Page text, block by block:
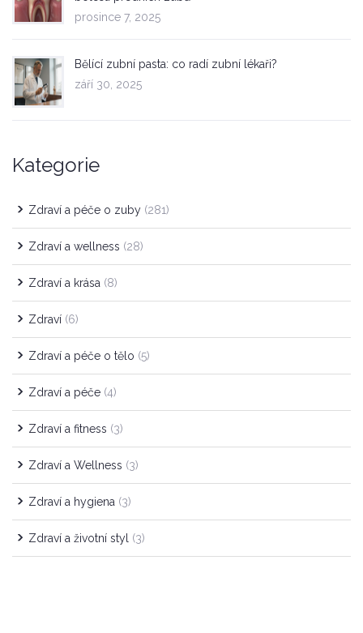
prosince 7, 2025
Bělící zubní pasta: co radí zubní lékaři?
září 30, 2025
Kategorie
Zdraví a péče o zuby (281)
Zdraví a wellness (28)
Zdraví a krása (8)
Zdraví (6)
Zdraví a péče o tělo (5)
Zdraví a péče (4)
Zdraví a fitness (3)
Zdraví a Wellness (3)
Zdraví a hygiena (3)
Zdraví a životní styl (3)